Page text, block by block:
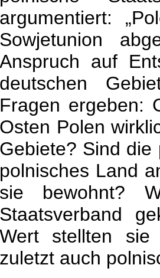
argumentiert:
Sowjetunion
Anspruch auf
deutschen
Fragen ergeben:
Osten Polen
Gebiete? Sind
polnisches Land
sie bewohnt?
Staatsverband
Wert stellten sie
zuletzt auch